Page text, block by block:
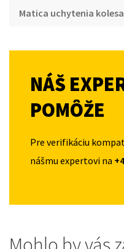
Matica uchytenia kolesa
NÁŠ
POMÔŽE
Pre verifikáciu
nášmu expertovi na